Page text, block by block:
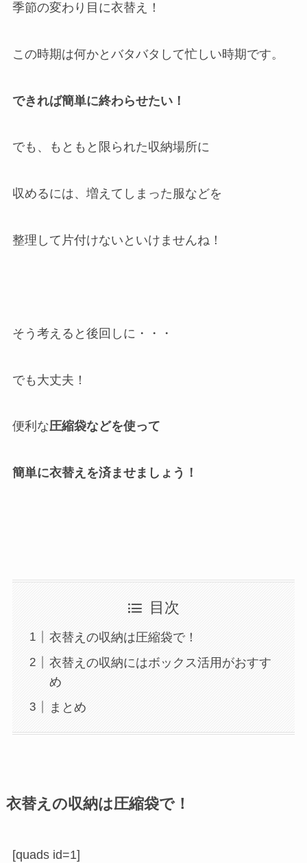
季節の変わり目に衣替え！
この時期は何かとバタバタして忙しい時期です。
できれば簡単に終わらせたい！
でも、もともと限られた収納場所に
収めるには、増えてしまった服などを
整理して片付けないといけませんね！
そう考えると後回しに・・・
でも大丈夫！
便利な圧縮袋などを使って
簡単に衣替えを済ませましょう！
目次
衣替えの収納は圧縮袋で！
衣替えの収納にはボックス活用がおすす
め
まとめ
衣替えの収納は圧縮袋で！
[quads id=1]